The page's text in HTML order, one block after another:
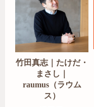
竹田真志｜たけだ・
まさし｜
raumus（ラウム
ス）